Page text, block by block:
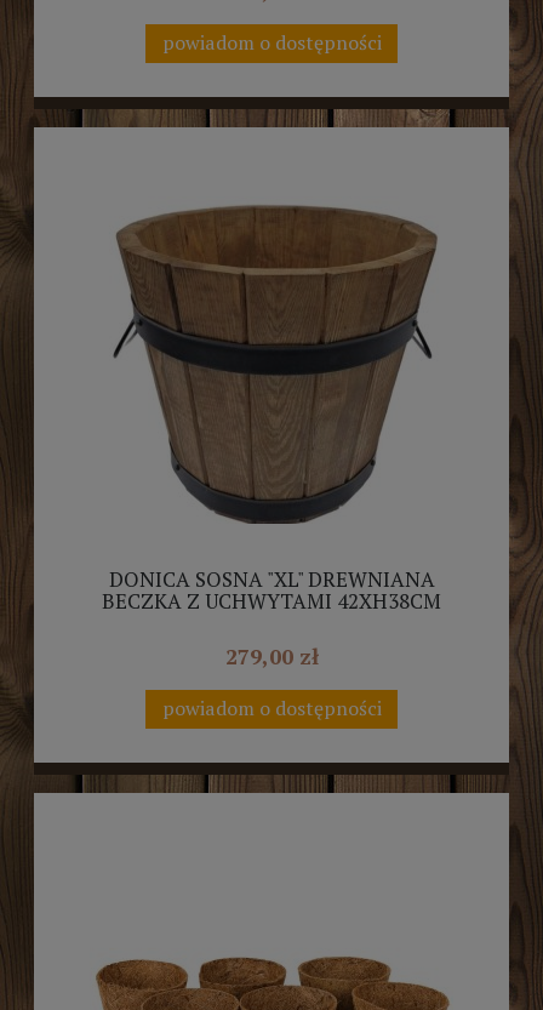
powiadom o dostępności
DONICA SOSNA "XL" DREWNIANA
BECZKA Z UCHWYTAMI 42XH38CM
279,00 zł
powiadom o dostępności